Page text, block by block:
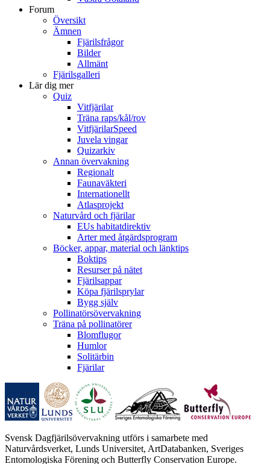
Forum
Översikt
Ämnen
Fjärilsfrågor
Bilder
Allmänt
Fjärilsgalleri
Lär dig mer
Quiz
Vitfjärilar
Träna raps/kål/rov
VitfjärilarSpeed
Juvela vingar
Quizarkiv
Annan övervakning
Regionalt
Faunaväkteri
Internationellt
Atlasprojekt
Naturvård och fjärilar
EUs habitatdirektiv
Arter med åtgärdsprogram
Böcker, appar, material och länktips
Boktips
Resurser på nätet
Fjärilsappar
Köpa fjärilsprylar
Bygg själv
Pollinatörsövervakning
Träna på pollinatörer
Blomflugor
Humlor
Solitärbin
Fjärilar
Svensk Dagfjärilsövervakning utförs i samarbete med
Naturvårdsverket, Lunds Universitet, ArtDatabanken, Sveriges
Entomologiska Förening och Butterfly Conservation Europe.